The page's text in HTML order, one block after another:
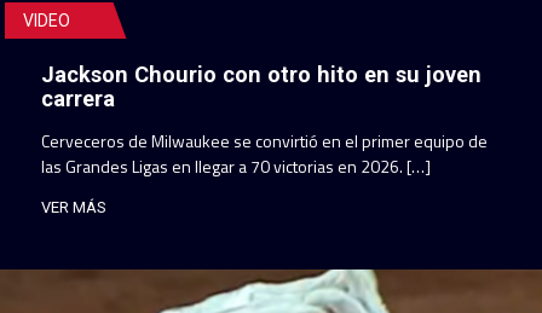
VIDEO
Jackson Chourio con otro hito en su joven
carrera
Cerveceros de Milwaukee se convirtió en el primer equipo de
las Grandes Ligas en llegar a 70 victorias en 2026. […]
VER MÁS